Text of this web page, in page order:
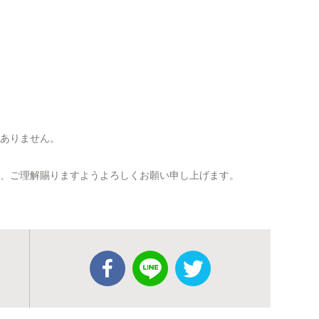
りません。
ご理解賜りますようよろしくお願い申し上げます。